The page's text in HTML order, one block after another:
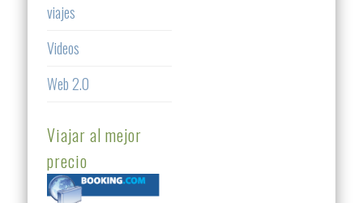
viajes
Videos
Web 2.0
Viajar al mejor
precio